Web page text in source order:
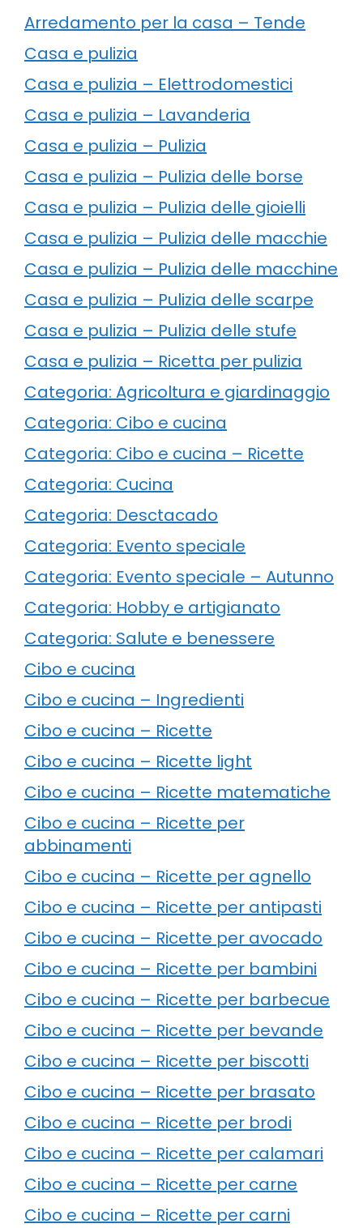
Arredamento per la casa – Tende
Casa e pulizia
Casa e pulizia – Elettrodomestici
Casa e pulizia – Lavanderia
Casa e pulizia – Pulizia
Casa e pulizia – Pulizia delle borse
Casa e pulizia – Pulizia delle gioielli
Casa e pulizia – Pulizia delle macchie
Casa e pulizia – Pulizia delle macchine
Casa e pulizia – Pulizia delle scarpe
Casa e pulizia – Pulizia delle stufe
Casa e pulizia – Ricetta per pulizia
Categoria: Agricoltura e giardinaggio
Categoria: Cibo e cucina
Categoria: Cibo e cucina – Ricette
Categoria: Cucina
Categoria: Desctacado
Categoria: Evento speciale
Categoria: Evento speciale – Autunno
Categoria: Hobby e artigianato
Categoria: Salute e benessere
Cibo e cucina
Cibo e cucina – Ingredienti
Cibo e cucina – Ricette
Cibo e cucina – Ricette light
Cibo e cucina – Ricette matematiche
Cibo e cucina – Ricette per
abbinamenti
Cibo e cucina – Ricette per agnello
Cibo e cucina – Ricette per antipasti
Cibo e cucina – Ricette per avocado
Cibo e cucina – Ricette per bambini
Cibo e cucina – Ricette per barbecue
Cibo e cucina – Ricette per bevande
Cibo e cucina – Ricette per biscotti
Cibo e cucina – Ricette per brasato
Cibo e cucina – Ricette per brodi
Cibo e cucina – Ricette per calamari
Cibo e cucina – Ricette per carne
Cibo e cucina – Ricette per carni